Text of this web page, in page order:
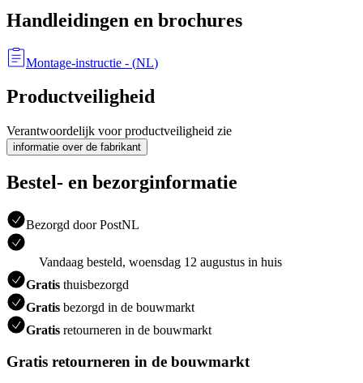
Handleidingen en brochures
Montage-instructie - (NL)
Productveiligheid
Verantwoordelijk voor productveiligheid zie
informatie over de fabrikant
Bestel- en bezorginformatie
Bezorgd door PostNL
Vandaag besteld, woensdag 12 augustus in huis
Gratis thuisbezorgd
Gratis bezorgd in de bouwmarkt
Gratis retourneren in de bouwmarkt
Gratis retourneren in de bouwmarkt